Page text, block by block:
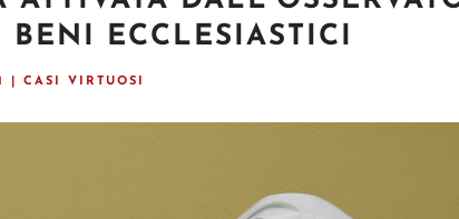
ECCLESIASTICI
CASI VIRTUOSI